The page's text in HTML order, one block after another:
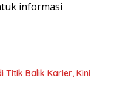
informasi
Titik Balik Karier, Kini